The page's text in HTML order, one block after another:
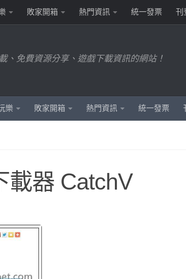
敗家開箱 熱門資訊 統一發票 刊
、免費資源分享、遊戲下載資訊的網站！
樂 敗家開箱 熱門資訊 統一發票
載器 CatchV